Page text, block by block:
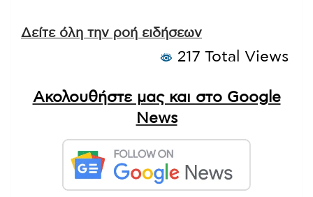
Δείτε όλη την ροή ειδήσεων
217 Total Views
Ακολουθήστε μας και στο Google
News